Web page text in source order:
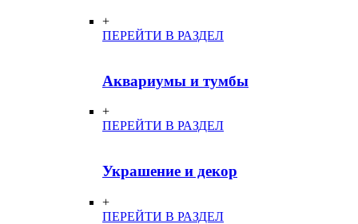
+
ПЕРЕЙТИ В РАЗДЕЛ
Аквариумы и тумбы
+
ПЕРЕЙТИ В РАЗДЕЛ
Украшение и декор
+
ПЕРЕЙТИ В РАЗДЕЛ